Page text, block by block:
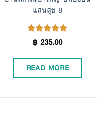
แสนสุข 8
Rated5.00
฿235.00
READ MORE